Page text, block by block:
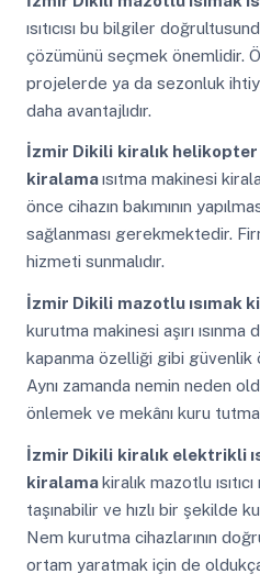
ısıtıcısı bu bilgiler
çözümünü seçmek önemlidir.
projelerde ya da sezonluk
daha avantajlıdır.
İzmir Dikili kiralık helikopter
kiralamaısıtma makinesi
önce cihazın bakımının
sağlanması gerekmektedir.
hizmeti sunmalıdır.
İzmir Dikili mazotlu ısımak
kurutma makinesi aşırı
kapanma özelliği gibi güvenlik
Aynı zamanda nemin neden
önlemek ve mekânı kuru
İzmir Dikili kiralık elektrikli
kiralamakiralık mazotlu
taşınabilir ve hızlı bir şekilde
Nem kurutma cihazlarının
ortam yaratmak için de